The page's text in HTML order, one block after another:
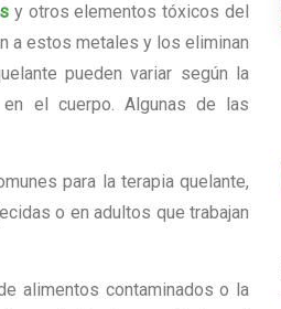
y otros elementos tóxicos del
a estos metales y los eliminan
pueden variar según la
el cuerpo. Algunas de las
para la terapia quelante,
o en adultos que trabajan
alimentos contaminados o la